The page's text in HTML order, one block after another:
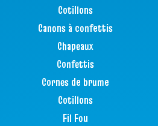
Cotillons
Canons à confettis
Chapeaux
Confettis
Cornes de brume
Cotillons
Fil Fou